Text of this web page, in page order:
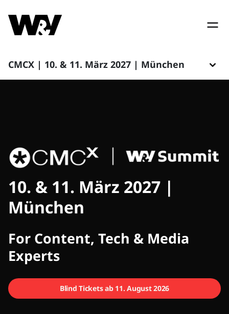
CMCX | 10. & 11. März 2027 | München
CMCX
10. & 11. März 2027 |
München
For Content, Tech & Media
Experts
Blind Tickets ab 11. August 2026